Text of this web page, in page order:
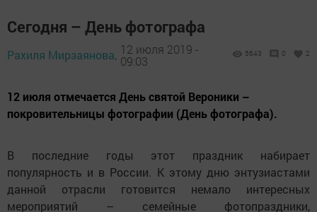
Сегодня – День фотографа
Рахиля Мирзаянова, 12 июля 2019 -
09:03
5643 0 2
12 июля отмечается День святой Вероники –
покровительницы фотографии (День фотографа).
В последние годы этот праздник набирает
популярность и в России. К этому дню энтузиастами
данной отрасли готовится немало интересных
мероприятий – семейные фотопраздники,